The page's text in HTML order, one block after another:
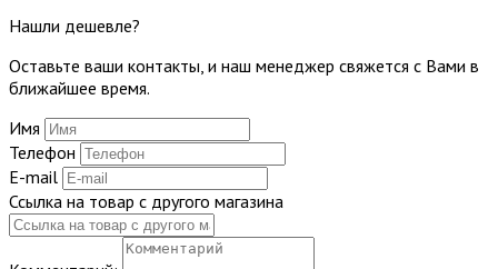
Нашли дешевле?
Оставьте ваши контакты, и наш менеджер свяжется с Вами в
ближайшее время.
Имя
Телефон
E-mail
Ссылка на товар с другого магазина